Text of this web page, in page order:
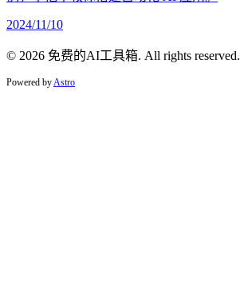
2024/11/10
© 2026 免费的AI工具箱. All rights reserved.
Powered by Astro